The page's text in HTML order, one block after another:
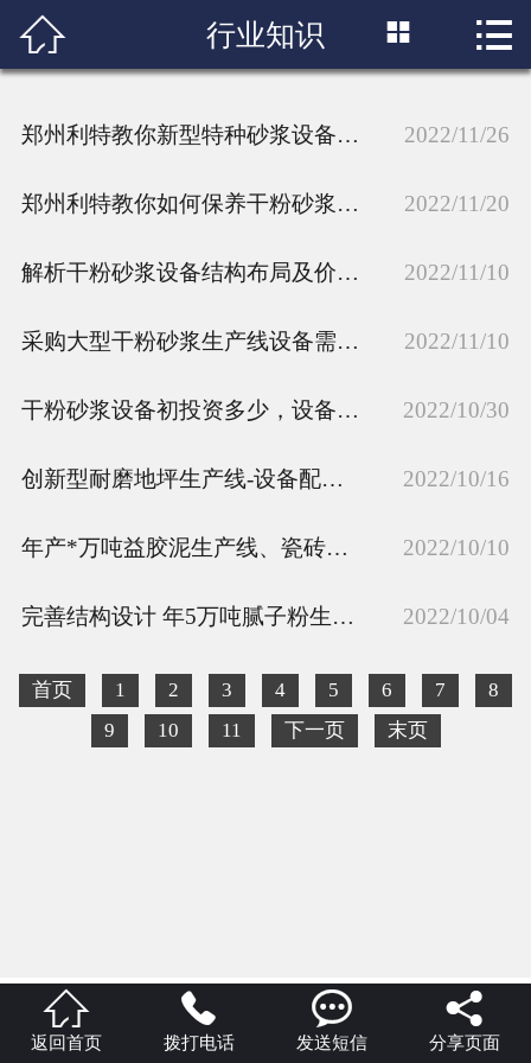
 首页
工程案例
新闻资讯
关于我们
技术支持
 行业知识  
郑州利特教你新型特种砂浆设备正确的试机顺序 2022/11/26
郑州利特教你如何保养干粉砂浆设备-NE板链提升机 2022/11/20
解析干粉砂浆设备结构布局及价格因素 2022/11/10
采购大型干粉砂浆生产线设备需要注意哪些问题? 2022/11/10
干粉砂浆设备初投资多少，设备类型? 2022/10/30
创新型耐磨地坪生产线-设备配置及场地要求 2022/10/16
年产*万吨益胶泥生产线、瓷砖粘接剂设备特点 2022/10/10
完善结构设计 年5万吨腻子粉生产线提高产能1.5倍 2022/10/04
首页 1 2 3 4 5 6 7
8
9
10 11 下一页 末页

返回首页

拨打电话

发送短信

分享页面